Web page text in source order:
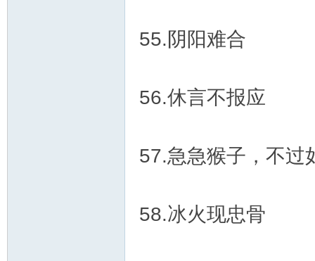
55.阴阳难合
56.休言不报应
57.急急猴子，不过
58.冰火现忠骨